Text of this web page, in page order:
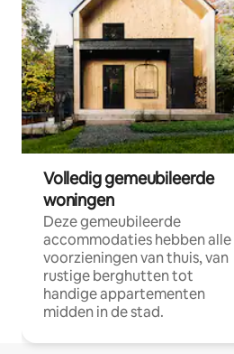
Volledig gemeubileerde
woningen
Deze gemeubileerde
accommodaties hebben alle
voorzieningen van thuis, van
rustige berghutten tot
handige appartementen
midden in de stad.